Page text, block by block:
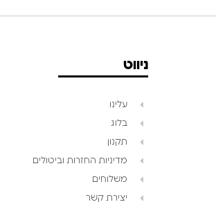
ניווט
עלינו
בלוג
תקנון
מדיניות החזרות וביטולים
משלוחים
יצירת קשר